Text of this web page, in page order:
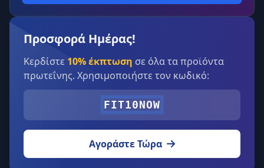
Προσφορά Ημέρας!
Κερδίστε 10% έκπτωση σε όλα τα προϊόντα
πρωτεΐνης. Χρησιμοποιήστε τον κωδικό:
FIT10NOW
Αγοράστε Τώρα